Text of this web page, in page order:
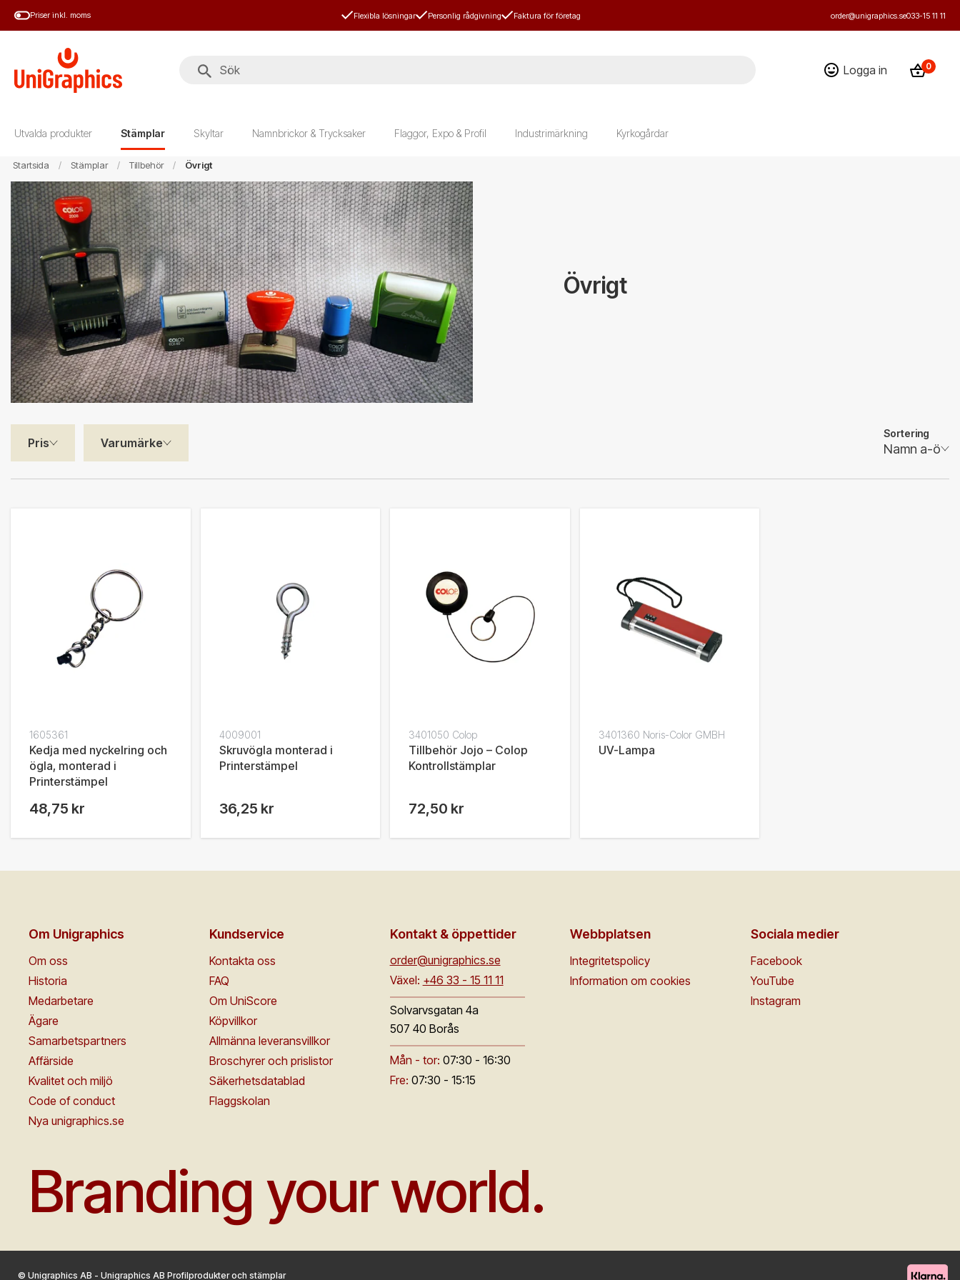
HoppaPriser inkl. moms Flexibla lösningar Personlig rådgivning Faktura för företag order@unigraphics.se033-15 11 11
Logga in 0
Utvalda produkter Stämplar Skyltar Namnbrickor & Trycksaker Flaggor, Expo & Profil Industrimärkning Kyrkogårdar
Startsida Stämplar Tillbehör Övrigt
Övrigt
Pris Varumärke
Sortering
Namn a-ö
1605361
Kedja med nyckelring och
ögla, monterad i
Printerstämpel
48,75 kr
4009001
Skruvögla monterad i
Printerstämpel
36,25 kr
3401050 Colop
Tillbehör Jojo – Colop
Kontrollstämplar
72,50 kr
3401360 Noris-Color GMBH
UV-Lampa
Om Unigraphics
Om oss
Historia
Medarbetare
Ägare
Samarbetspartners
Affärside
Kvalitet och miljö
Code of conduct
Nya unigraphics.se
Kundservice
Kontakta oss
FAQ
Om UniScore
Köpvillkor
Allmänna leveransvillkor
Broschyrer och prislistor
Säkerhetsdatablad
Flaggskolan
Kontakt & öppettider
order@unigraphics.se
Växel: +46 33 - 15 11 11
Solvarvsgatan 4a
507 40 Borås
Mån - tor: 07:30 - 16:30
Fre: 07:30 - 15:15
Webbplatsen
Integritetspolicy
Information om cookies
Sociala medier
Facebook
YouTube
Instagram
Branding your world.
© Unigraphics AB - Unigraphics AB Profilprodukter och stämplar